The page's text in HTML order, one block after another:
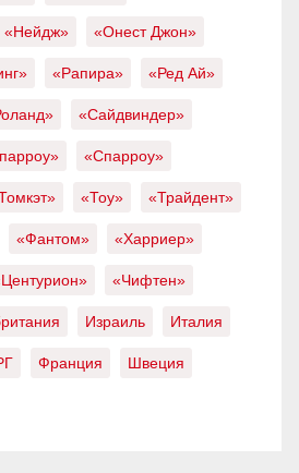
«Нейдж» «Онест Джон»
«Рапира» «Ред Ай»
«Сайдвиндер»
«Спарроу»
«Тоу» «Трайдент»
«Фантом» «Харриер»
«Чифтен»
Израиль Италия
Франция Швеция